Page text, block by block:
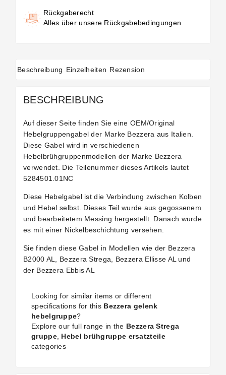
Rückgaberecht
Alles über unsere Rückgabebedingungen
Beschreibung Einzelheiten Rezension
BESCHREIBUNG
Auf dieser Seite finden Sie eine OEM/Original
Hebelgruppengabel der Marke Bezzera aus Italien.
Diese Gabel wird in verschiedenen
Hebelbrühgruppenmodellen der Marke Bezzera
verwendet. Die Teilenummer dieses Artikels lautet
5284501.01NC
Diese Hebelgabel ist die Verbindung zwischen Kolben
und Hebel selbst. Dieses Teil wurde aus gegossenem
und bearbeitetem Messing hergestellt. Danach wurde
es mit einer Nickelbeschichtung versehen.
Sie finden diese Gabel in Modellen wie der Bezzera
B2000 AL, Bezzera Strega, Bezzera Ellisse AL und
der Bezzera Ebbis AL
Looking for similar items or different
specifications for this Bezzera gelenk
hebelgruppe?
Explore our full range in the Bezzera Strega
gruppe, Hebel brühgruppe ersatzteile
categories